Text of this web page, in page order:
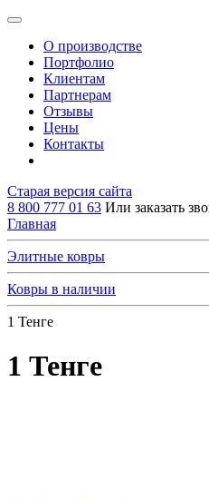
О производстве
Портфолио
Клиентам
Партнерам
Отзывы
Цены
Контакты
Старая версия сайта
8 800 777 01 63 Или заказать
Главная
Элитные ковры
Ковры в наличии
1 Тенге
1 Тенге